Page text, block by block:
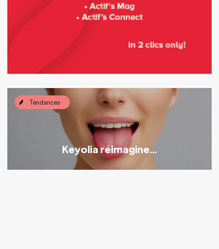
Tendances
Keyolia réimagine...